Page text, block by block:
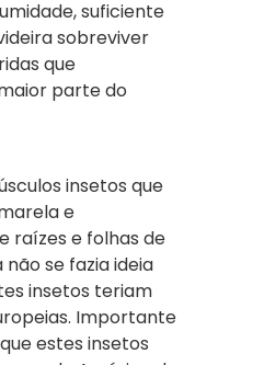
suficiente
sobreviver
que
parte do
insetos que
e
raízes e folhas de
se fazia ideia
insetos teriam
Importante
estes insetos